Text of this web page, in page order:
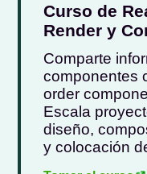
Curso de
Render y
Comparte
componentes
order
Escala
diseño,
y colocación